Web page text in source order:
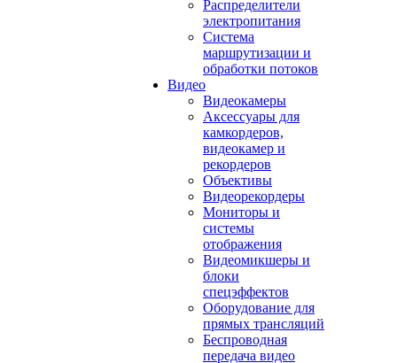
Распределители
электропитания
Система
маршрутизации и
обработки потоков
Видео
Видеокамеры
Аксессуары для
камкордеров,
видеокамер и
рекордеров
Объективы
Видеорекордеры
Мониторы и
системы
отображения
Видеомикшеры и
блоки
спецэффектов
Оборудование для
прямых трансляций
Беспроводная
передача видео